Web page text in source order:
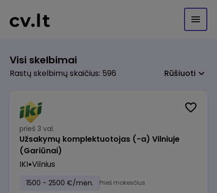
Visi skelbimai
Rastų skelbimų skaičius: 596 Rūšiuoti
prieš 3 val.
Užsakymų komplektuotojas (-a) Vilniuje
(Gariūnai)
IKI Vilnius
1500 - 2500 €/mėn. Prieš mokesčius